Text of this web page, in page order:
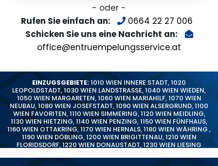
- oder -
Rufen Sie einfach an:
0664 22 27 006
Schicken Sie uns eine Nachricht an:
office@entruempelungsservice.at
EINZUGSGEBIETE:1010 WIEN INNERE STADT,1020
LEOPOLDSTADT,1030 WIEN LANDSTRASSE,1040 WIEN WIEDEN,
1050 WIEN MARGARETEN,1060 WIEN MARIAHILF,1070 WIEN
NEUBAU,1080 WIEN JOSEFSTADT,1090 WIEN ALSERGRUND,1100
WIEN FAVORITEN,1110 WIEN SIMMERING,1120 WIEN MEIDLING,
1130 WIEN HIETZING,1140 WIEN PENZING,1150 WIEN FÜNFHAUS,
1160 WIEN OTTAKRING,1170 WIEN HERNALS,1180 WIEN WÄHRING ,
1190 WIEN DÖBLING,1200 WIEN BRIGITTENAU,1210 WIEN
FLORIDSDORF,1220 WIEN DONAUSTADT,1230 WIEN LIESING